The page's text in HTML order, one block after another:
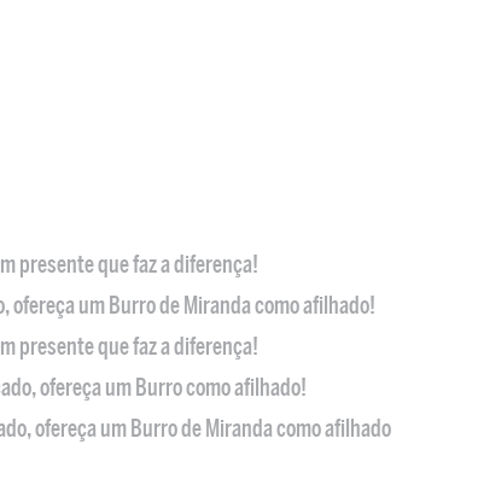
presente que faz a diferença!
ofereça um Burro de Miranda como afilhado!
presente que faz a diferença!
ofereça um Burro como afilhado!
ofereça um Burro de Miranda como afilhado